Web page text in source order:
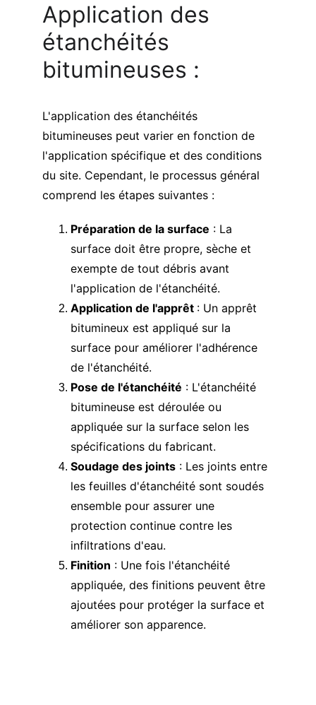
Application des
étanchéités
bitumineuses :
L'application des étanchéités
bitumineuses peut varier en fonction de
l'application spécifique et des conditions
du site. Cependant, le processus général
comprend les étapes suivantes :
Préparation de la surface : La
surface doit être propre, sèche et
exempte de tout débris avant
l'application de l'étanchéité.
Application de l'apprêt : Un apprêt
bitumineux est appliqué sur la
surface pour améliorer l'adhérence
de l'étanchéité.
Pose de l'étanchéité : L'étanchéité
bitumineuse est déroulée ou
appliquée sur la surface selon les
spécifications du fabricant.
Soudage des joints : Les joints entre
les feuilles d'étanchéité sont soudés
ensemble pour assurer une
protection continue contre les
infiltrations d'eau.
Finition : Une fois l'étanchéité
appliquée, des finitions peuvent être
ajoutées pour protéger la surface et
améliorer son apparence.